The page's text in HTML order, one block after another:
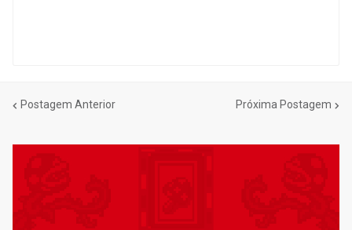
Postagem Anterior Próxima Postagem